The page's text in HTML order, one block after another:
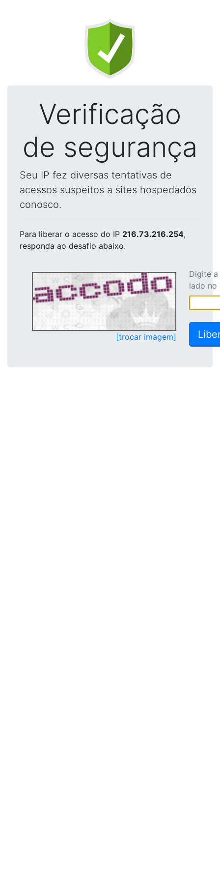
Verificação
de segurança
Seu IP fez diversas tentativas de
acessos suspeitos a sites hospedados
conosco.
Para liberar o acesso do IP 216.73.216.254,
responda ao desafio abaixo.
[trocar imagem]
Digite
lado no